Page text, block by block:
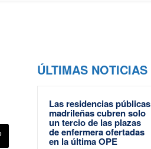
ÚLTIMAS NOTICIAS
Las residencias públicas
madrileñas cubren solo
un tercio de las plazas
de enfermera ofertadas
en la última OPE